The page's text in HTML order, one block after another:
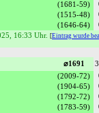
(1681-59)
(1515-48)
(1646-64)
16:33 Uhr. [Eintrag wurde
⌀1691
(2009-72)
(1904-65)
(1792-72)
(1783-59)